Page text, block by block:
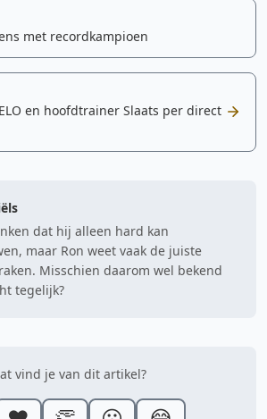
met recordkampioen
en hoofdtrainer Slaats per direct
dat hij alleen hard kan
maar Ron weet vaak de juiste
Misschien daarom wel bekend
tegelijk?
vind je van dit artikel?